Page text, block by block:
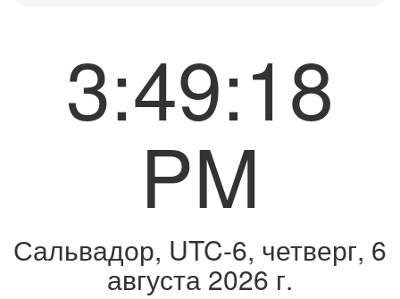
3:49:19
PM
Сальвадор, UTC-6, четверг, 6
августа 2026 г.